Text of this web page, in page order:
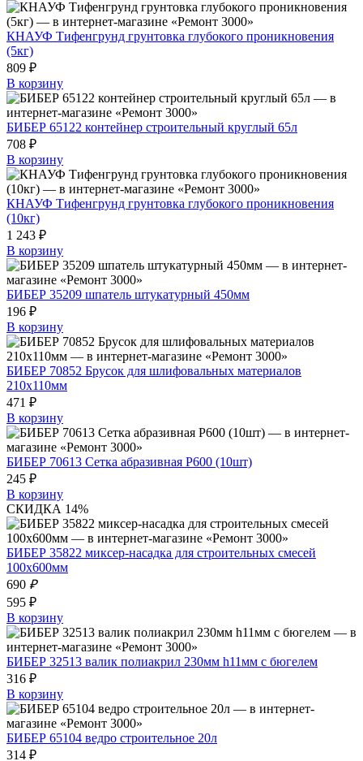
КНАУФ Тифенгрунд грунтовка глубокого проникновения
(5кг)
809 ₽
В корзину
БИБЕР 65122 контейнер строительный круглый 65л
708 ₽
В корзину
КНАУФ Тифенгрунд грунтовка глубокого проникновения
(10кг)
1 243 ₽
В корзину
БИБЕР 35209 шпатель штукатурный 450мм
196 ₽
В корзину
БИБЕР 70852 Брусок для шлифовальных материалов
210х110мм
471 ₽
В корзину
БИБЕР 70613 Сетка абразивная P600 (10шт)
245 ₽
В корзину
СКИДКА 14%
БИБЕР 35822 миксер-насадка для строительных смесей
100х600мм
690 ₽
595 ₽
В корзину
БИБЕР 32513 валик полиакрил 230мм h11мм с бюгелем
316 ₽
В корзину
БИБЕР 65104 ведро строительное 20л
314 ₽